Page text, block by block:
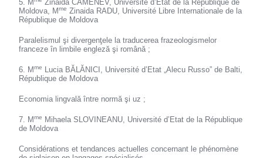
5. M
Zinaida CAMENEV, Université d’Etat de la République de
Moldova, Mme Zinaida RADU, Université Libre Internationale de la
République de Moldova
Paralelismul şi divergenţele la traducerea frazeologismelor
franceze în limbile engleză şi română ;
6. Mme
Lucia BĂLĂNICI, Université d’Etat „Alecu Russo” de Balti,
République de Moldova
Economia lingvală între normă şi uz ;
7. Mme
Mihaela SLOVINEANU, Université d’Etat de la République
de Moldova
Considérations et tendances actuelles concernant le phénomène